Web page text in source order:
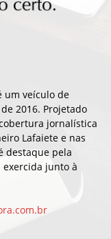
um veículo de
2016. Projetado
jornalística
Lafaiete e nas
destaque pela
junto à